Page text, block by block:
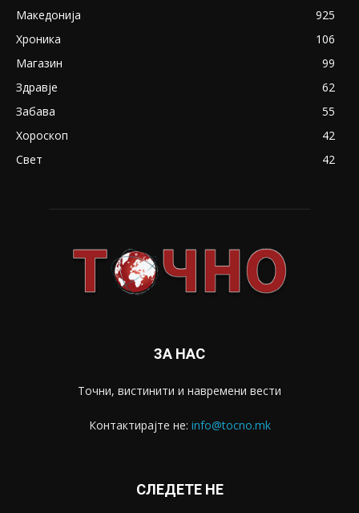
Македонија
925
Хроника
106
Магазин
99
Здравје
62
Забава
55
Хороскоп
42
Свет
42
ЗА НАС
Точни, вистинити и навремени вести
Контактирајте не: info@tocno.mk
СЛЕДЕТЕ НЕ